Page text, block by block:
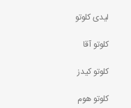
لیدی کلوتو
کلوتو آقا
کلوتو کیدز
کلوتو هوم